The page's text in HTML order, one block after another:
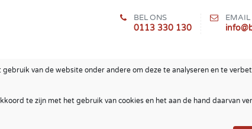
BEL ONS
0113 330 130
EMAIL
van de website onder andere om deze te analyseren en te
te zijn met het gebruik van cookies en het aan de hand daarvan